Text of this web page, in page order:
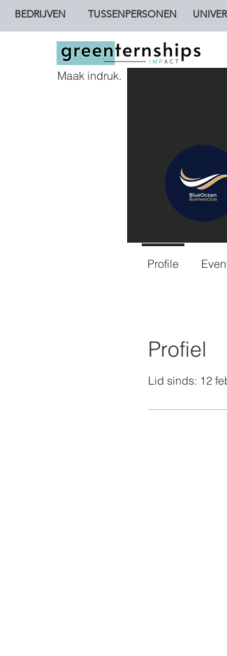
BEDRIJVEN TUSSENPERSONEN
Maak indruk.
Profiel
Lid sinds: 12
Profile